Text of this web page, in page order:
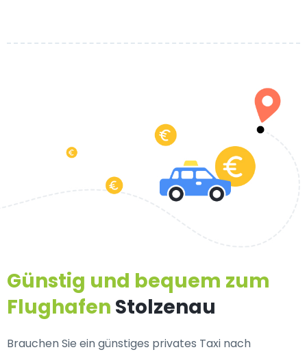
Günstig und bequem zum
Flughafen Stolzenau
Brauchen Sie eingünstiges privates Taxi nach